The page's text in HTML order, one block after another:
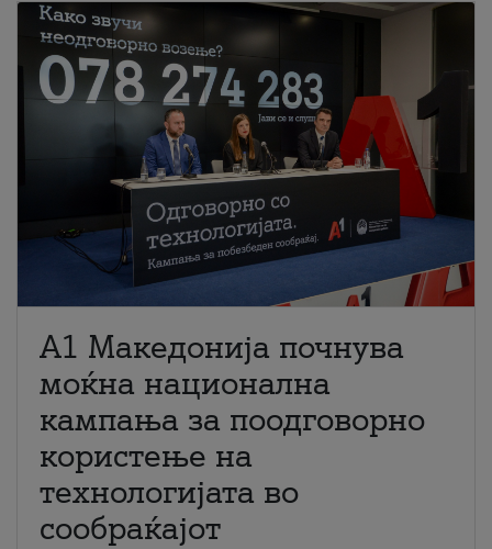
A1 Македонија почнува
моќна национална
кампања за поодговорно
користење на
технологијата во
сообраќајот